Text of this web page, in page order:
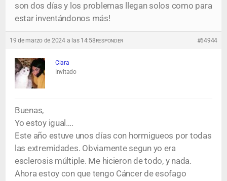
son dos días y los problemas llegan solos como para
estar inventándonos más!
19 de marzo de 2024 a las 14:58 #64944
RESPONDER
Clara
Invitado
Buenas,
Yo estoy igual….
Este año estuve unos días con hormigueos por todas
las extremidades. Obviamente segun yo era
esclerosis múltiple. Me hicieron de todo, y nada.
Ahora estoy con que tengo Cáncer de esofago